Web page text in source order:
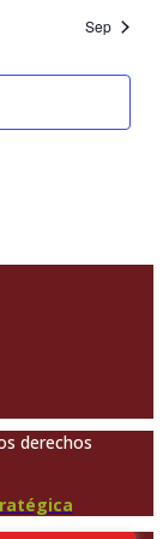
Sep
derechos